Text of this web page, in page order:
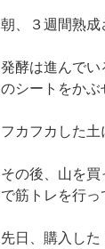
朝、３週間熟成
発酵は進んでい
のシートをかぶ
フカフカした土
その後、山を
で筋トレを行っ
先日、購入し